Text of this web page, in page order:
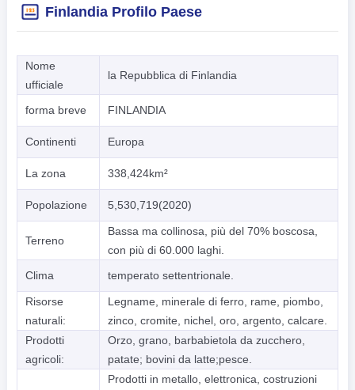
Finlandia Profilo Paese
Nome
ufficiale
la Repubblica di Finlandia
forma breve FINLANDIA
Continenti Europa
La zona 338,424km²
Popolazione 5,530,719(2020)
Terreno
Bassa ma collinosa, più del 70% boscosa,
con più di 60.000 laghi.
Clima
temperato settentrionale.
Risorse
naturali:
Legname, minerale di ferro, rame, piombo,
zinco, cromite, nichel, oro, argento, calcare.
Prodotti
agricoli:
Orzo, grano, barbabietola da zucchero,
patate; bovini da latte;pesce.
Prodotti in metallo, elettronica, costruzioni